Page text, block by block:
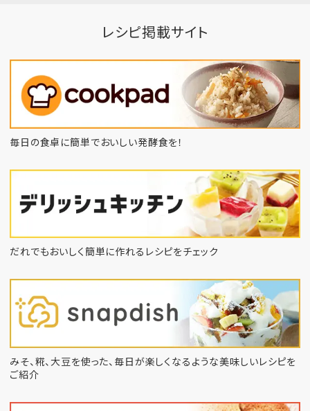
レシピ掲載サイト
毎日の食卓に簡単でおいしい発酵食を！
だれでもおいしく簡単に作れるレシピをチェック
みそ、糀、大豆を使った、毎日が楽しくなるような美味しいレシピを
ご紹介